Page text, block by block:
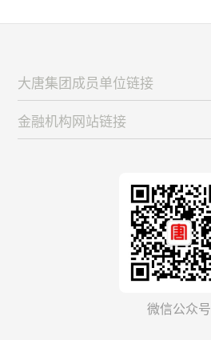
微信公众号
大唐集团成员单位链接
金融机构网站链接